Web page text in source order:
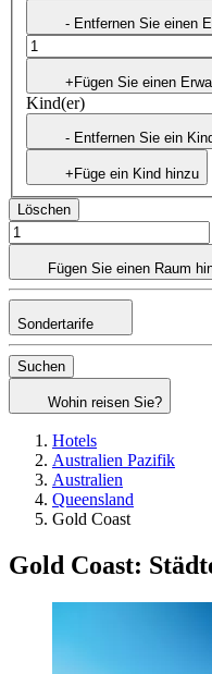
- Entfernen Sie einen
+Fügen Sie einen
Kind(er)
- Entfernen Sie ein
+Füge ein Kind hinzu
Löschen
Fügen Sie einen Raum
Sondertarife
Suchen
Wohin reisen Sie?
Hotels
Australien Pazifik
Australien
Queensland
Gold Coast
Gold Coast: